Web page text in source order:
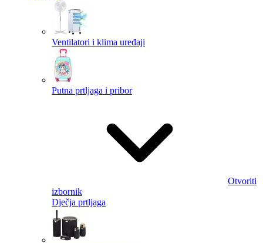
Ventilatori i klima uređaji
Putna prtljaga i pribor
Otvoriti
izbornik
Dječja prtljaga